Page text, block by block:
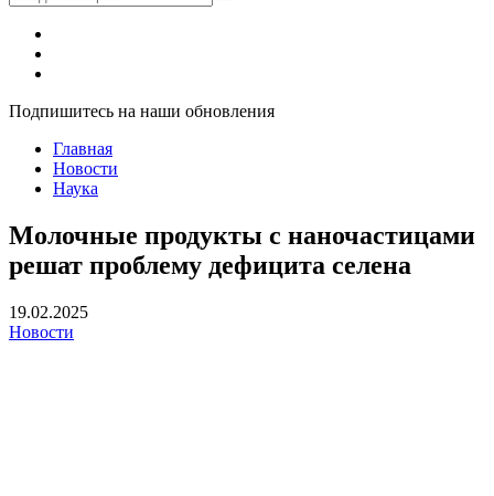
Подпишитесь на наши обновления
Главная
Новости
Наука
Молочные продукты с наночастицами
решат проблему дефицита селена
19.02.2025
Новости